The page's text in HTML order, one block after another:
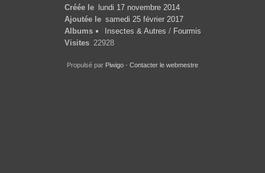
Créée le
lundi 17 novembre 2014
Ajoutée le samedi 25 février 2017
Albums
Insectes & Autres / Fourmis
Visites 22928
Propulsé par Piwigo - Contacter le webmestre